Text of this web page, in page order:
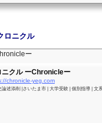
ロニクル
ー
ニクル ーChronicleー
chronicle-yeg.com
論述添削 |さいたま市 | 大学受験 | 個別指導 | 文